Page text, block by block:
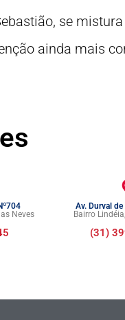
se
ainda mais
Neves
Av. Durval
Bairro
(31)